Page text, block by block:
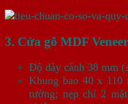
3. Cửa gỗ MDF Veneer
Độ dày cánh 38 mm
Khung bao 40 x 110
tường; nẹp chỉ 2